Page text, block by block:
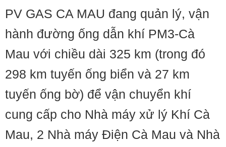
PV GAS CA MAU đang quản lý, vận
hành đường ống dẫn khí PM3-Cà
Mau với chiều dài 325 km (trong đó
298 km tuyến ống biển và 27 km
tuyến ống bờ) để vận chuyển khí
cung cấp cho Nhà máy xử lý Khí Cà
Mau, 2 Nhà máy Điện Cà Mau và Nhà